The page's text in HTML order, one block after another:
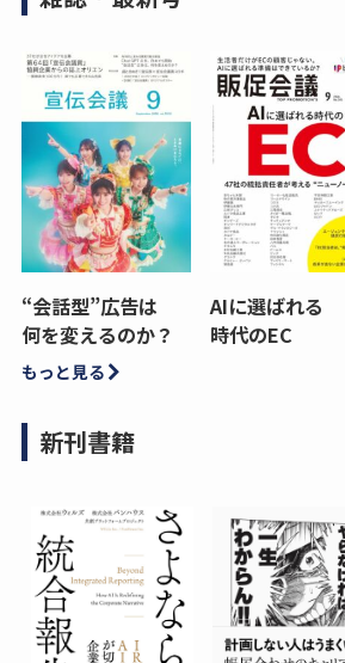
“会話型”広告は
何を変えるのか？
AIに選ばれる
時代のEC
もっと見る
新刊書籍